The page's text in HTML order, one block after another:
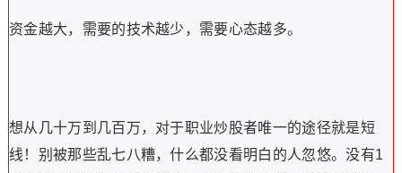
资金越大，需要的技术越少，需要心态越多。
想从几十万到几百万，对于职业炒股者唯一的途径就是短
线！别被那些乱七八糟，什么都没看明白的人忽悠。没有1